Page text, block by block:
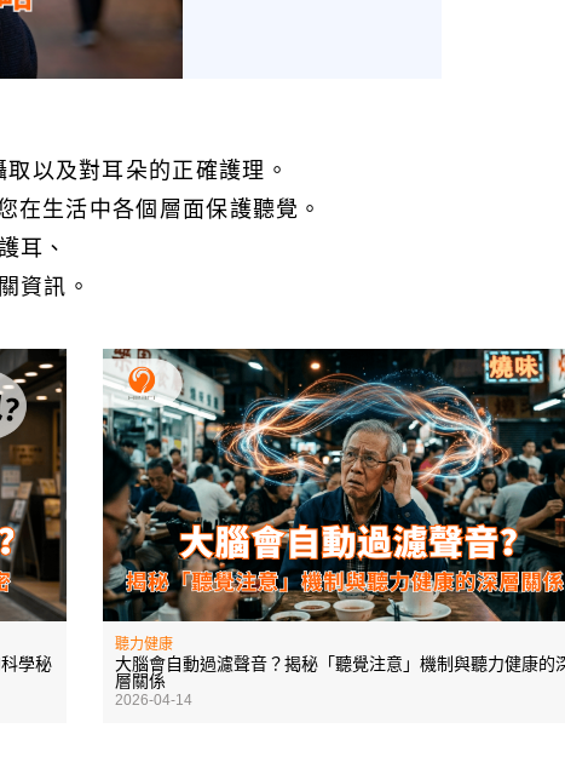
以及對耳朵的正確護理。
生活中各個層面保護聽覺。
耳、
資訊。
學秘
聽力健康
大腦會自動過濾聲音？揭秘「聽覺注意」機制與聽力健康的
層關係
2026-04-14